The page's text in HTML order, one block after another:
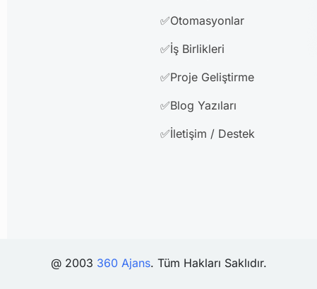
✅Otomasyonlar
✅İş Birlikleri
✅Proje Geliştirme
✅Blog Yazıları
✅İletişim / Destek
@ 2003 360 Ajans. Tüm Hakları Saklıdır.